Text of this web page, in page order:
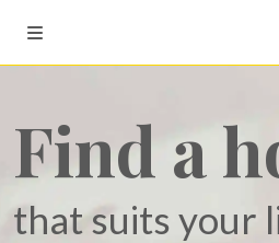
Find a
that suits your